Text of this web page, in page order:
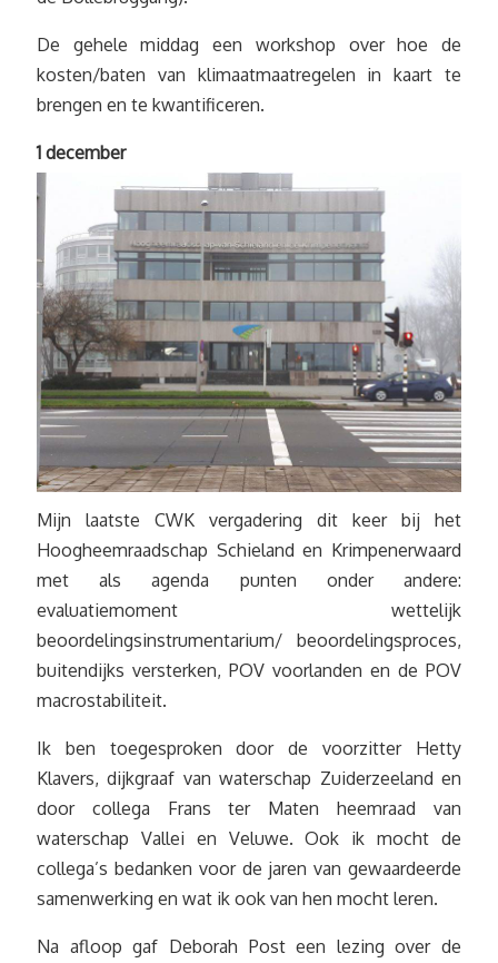
De gehele middag een workshop over hoe de
kosten/baten van klimaatmaatregelen in kaart te
brengen en te kwantificeren.
1 december
Mijn laatste CWK vergadering dit keer bij het
Hoogheemraadschap Schieland en Krimpenerwaard
met als agenda punten onder andere:
evaluatiemoment wettelijk
beoordelingsinstrumentarium/ beoordelingsproces,
buitendijks versterken, POV voorlanden en de POV
macrostabiliteit.
Ik ben toegesproken door de voorzitter Hetty
Klavers, dijkgraaf van waterschap Zuiderzeeland en
door collega Frans ter Maten heemraad van
waterschap Vallei en Veluwe. Ook ik mocht de
collega’s bedanken voor de jaren van gewaardeerde
samenwerking en wat ik ook van hen mocht leren.
Na afloop gaf Deborah Post een lezing over de